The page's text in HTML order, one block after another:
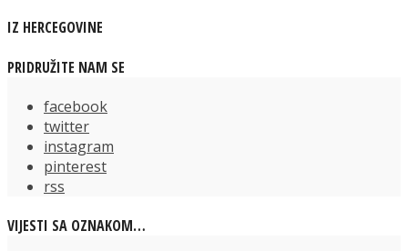
IZ HERCEGOVINE
PRIDRUŽITE NAM SE
facebook
twitter
instagram
pinterest
rss
VIJESTI SA OZNAKOM…